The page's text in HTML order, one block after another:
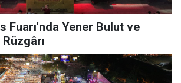
Fuarı'nda Yener Bulut ve